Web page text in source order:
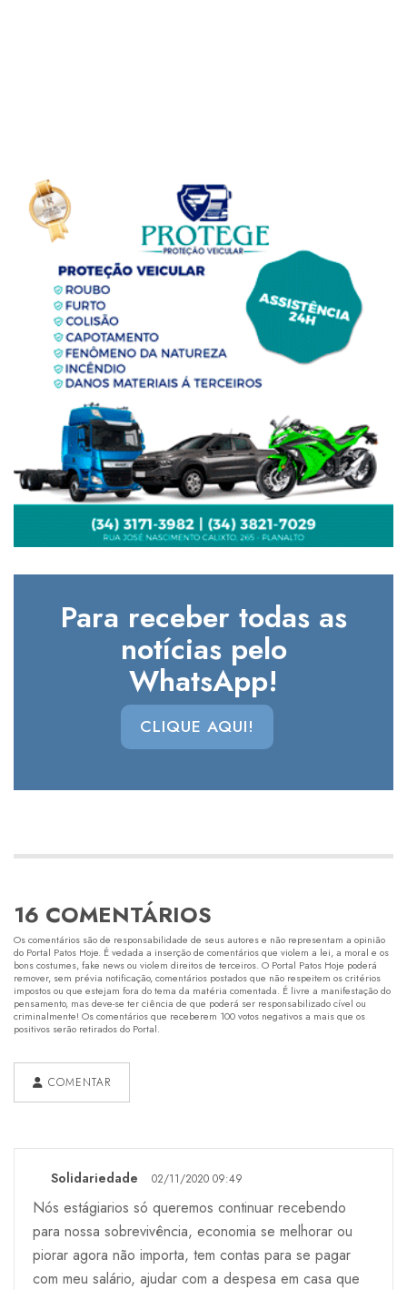
Para receber todas as
notícias pelo
WhatsApp!
CLIQUE AQUI!
16 COMENTÁRIOS
Os comentários são de responsabilidade de seus autores e não representam a opinião
do Portal Patos Hoje. É vedada a inserção de comentários que violem a lei, a moral e os
bons costumes, fake news ou violem direitos de terceiros. O Portal Patos Hoje poderá
remover, sem prévia notificação, comentários postados que não respeitem os critérios
impostos ou que estejam fora do tema da matéria comentada. É livre a manifestação do
pensamento, mas deve-se ter ciência de que poderá ser responsabilizado cível ou
criminalmente! Os comentários que receberem 100 votos negativos a mais que os
positivos serão retirados do Portal.
COMENTAR
Solidariedade 02/11/2020 09:49
Nós estágiarios só queremos continuar recebendo
para nossa sobrevivência, economia se melhorar ou
piorar agora não importa, tem contas para se pagar
com meu salário, ajudar com a despesa em casa que